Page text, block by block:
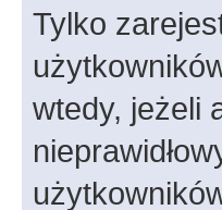
Tylko
wtedy, jeżeli